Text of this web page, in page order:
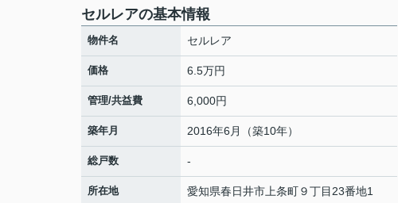
セルレアの基本情報
物件名 セルレア
価格 6.5万円
管理/共益費 6,000円
築年月 2016年6月（築10年）
総戸数 -
所在地 愛知県春日井市 上条町９丁目23番地1